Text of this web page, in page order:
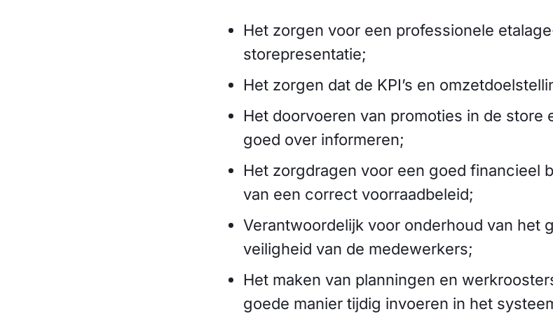
Het zorgen voor een professionele
storepresentatie;
Het zorgen dat de KPI’s en
Het doorvoeren van promoties in de store
goed over informeren;
Het zorgdragen voor een goed financieel
van een correct voorraadbeleid;
Verantwoordelijk voor onderhoud van het
veiligheid van de medewerkers;
Het maken van planningen en
goede manier tijdig invoeren in het